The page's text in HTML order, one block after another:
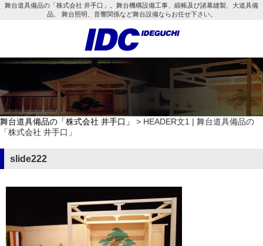
舞台道具備品の「株式会社 井手口」。舞台機構設備工事、緞帳及び諸幕縫製、大道具備
品、 舞台照明、音響関係など舞台設備ならお任せ下さい。
舞台道具備品の「株式会社 井手口」
> HEADER文1 | 舞台道具備品の
「株式会社 井手口」
slide222